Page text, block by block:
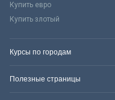
Купить евро
Купить злотый
Курсы по городам
Полезные страницы